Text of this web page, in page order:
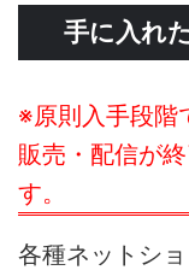
手に入れ
※原則入手段階
販売・配信が
す。
各種ネットシ